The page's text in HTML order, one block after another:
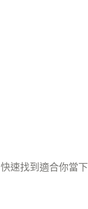
速找到適合你當下